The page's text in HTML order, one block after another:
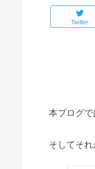
Twitter
本ブログで
そしてそれ